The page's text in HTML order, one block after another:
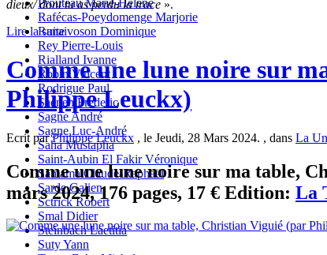
Prouteau Marie-Hélène
Rafécas-Poeydomenge Marjorie
Ranaivoson Dominique
Rey Pierre-Louis
Rialland Ivanne
Robin Vincent
Rodrigue Paul
Saenen Frederic
Sagne André
Sagne Luc-André
Saha Mustapha
Saint-Aubin El Fakir Véronique
Samama Claude-Raphaël
Sarde Galien
Sctrick Robert
Smal Didier
Steinbach Laetitia
Suty Yann
dieux/ dont tu as perdu la trace ».
Lire la suite
Comme une lune noire sur
Philippe Leuckx)
Ecrit parPhilippe Leuckx , le Jeudi, 28 Mars 2024. , dans La
Comme une lune noire sur ma table,
mars 2024, 176 pages, 17 € Edition: La